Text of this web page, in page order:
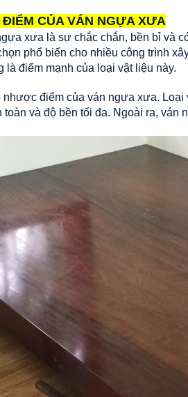
CỦA VÁN NGỰA XƯA
xưa là sự chắc chắn, bền bỉ và
phổ biến cho nhiều công trình
là điểm mạnh của loại vật liệu này.
nhược điểm của ván ngựa xưa. Loại
toàn và độ bền tối đa. Ngoài ra,